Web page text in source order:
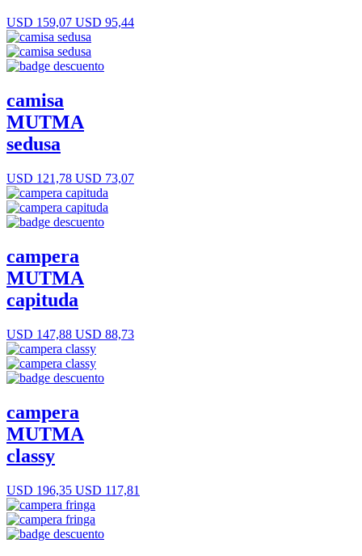
USD 159,07 USD 95,44
camisa
MUTMA
sedusa
USD 121,78 USD 73,07
campera
MUTMA
capituda
USD 147,88 USD 88,73
campera
MUTMA
classy
USD 196,35 USD 117,81